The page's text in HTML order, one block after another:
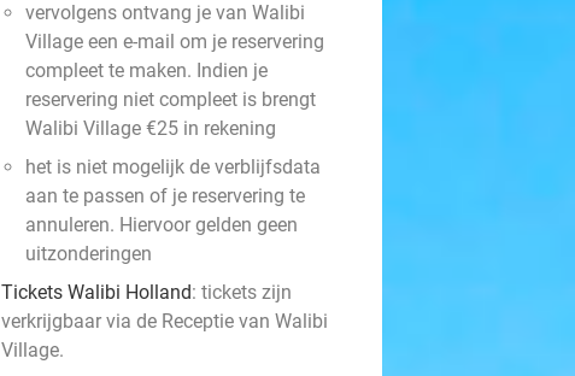
vervolgens ontvang je van Walibi
Village een e-mail om je reservering
compleet te maken. Indien je
reservering niet compleet is brengt
Walibi Village €25 in rekening
het is niet mogelijk de verblijfsdata
aan te passen of je reservering te
annuleren. Hiervoor gelden geen
uitzonderingen
Tickets Walibi Holland: tickets zijn
verkrijgbaar via de Receptie van Walibi
Village.